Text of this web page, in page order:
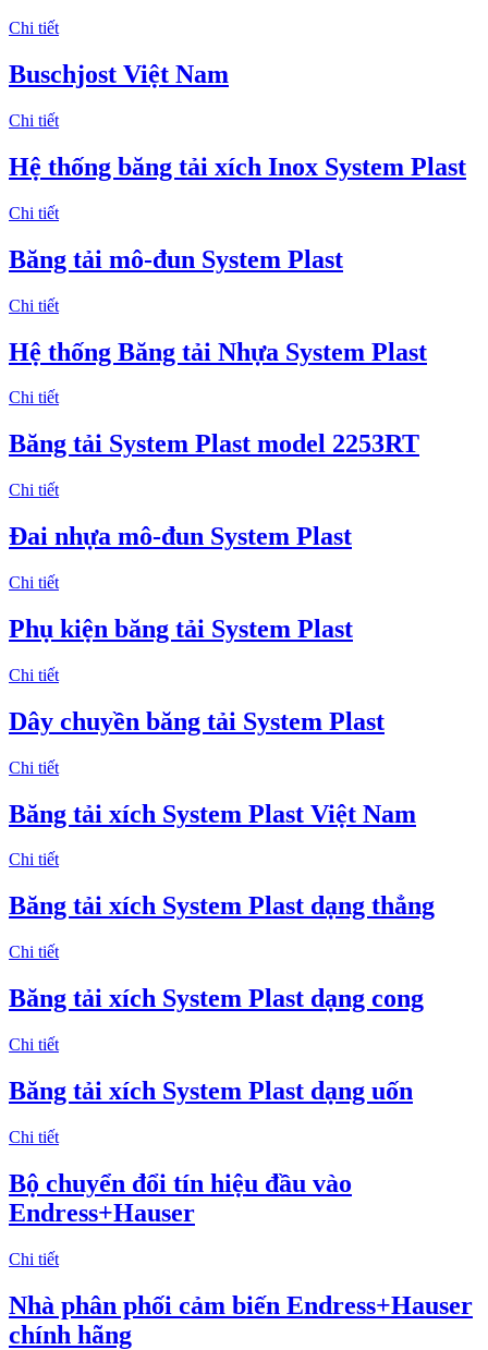
Chi tiết
Buschjost Việt Nam
Chi tiết
Hệ thống băng tải xích Inox System Plast
Chi tiết
Băng tải mô-đun System Plast
Chi tiết
Hệ thống Băng tải Nhựa System Plast
Chi tiết
Băng tải System Plast model 2253RT
Chi tiết
Đai nhựa mô-đun System Plast
Chi tiết
Phụ kiện băng tải System Plast
Chi tiết
Dây chuyền băng tải System Plast
Chi tiết
Băng tải xích System Plast Việt Nam
Chi tiết
Băng tải xích System Plast dạng thẳng
Chi tiết
Băng tải xích System Plast dạng cong
Chi tiết
Băng tải xích System Plast dạng uốn
Chi tiết
Bộ chuyển đổi tín hiệu đầu vào
Endress+Hauser
Chi tiết
Nhà phân phối cảm biến Endress+Hauser
chính hãng